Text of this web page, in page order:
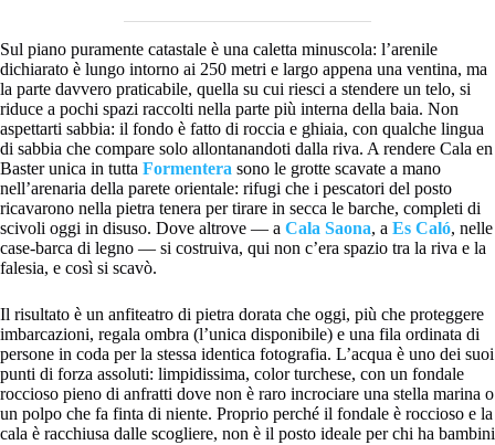
Sul piano puramente catastale è una caletta minuscola: l’arenile
dichiarato è lungo intorno ai 250 metri e largo appena una ventina, ma
la parte davvero praticabile, quella su cui riesci a stendere un telo, si
riduce a pochi spazi raccolti nella parte più interna della baia. Non
aspettarti sabbia: il fondo è fatto di roccia e ghiaia, con qualche lingua
di sabbia che compare solo allontanandoti dalla riva. A rendere Cala en
Baster unica in tutta Formentera sono le grotte scavate a mano
nell’arenaria della parete orientale: rifugi che i pescatori del posto
ricavarono nella pietra tenera per tirare in secca le barche, completi di
scivoli oggi in disuso. Dove altrove — a Cala Saona, a Es Caló, nelle
case-barca di legno — si costruiva, qui non c’era spazio tra la riva e la
falesia, e così si scavò.
Il risultato è un anfiteatro di pietra dorata che oggi, più che proteggere
imbarcazioni, regala ombra (l’unica disponibile) e una fila ordinata di
persone in coda per la stessa identica fotografia. L’acqua è uno dei suoi
punti di forza assoluti: limpidissima, color turchese, con un fondale
roccioso pieno di anfratti dove non è raro incrociare una stella marina o
un polpo che fa finta di niente. Proprio perché il fondale è roccioso e la
cala è racchiusa dalle scogliere, non è il posto ideale per chi ha bambini